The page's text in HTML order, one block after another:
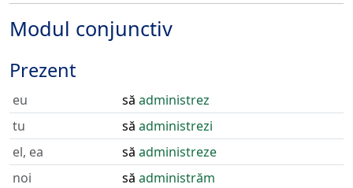
Modul conjunctiv
Prezent
eu să administrez
tu
să administrezi
el, ea
să administreze
noi
să administrăm